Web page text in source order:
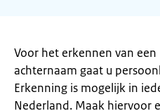
Voor het erkennen van
achternaam gaat u
Erkenning is mogelijk in
Nederland. Maak hiervoor